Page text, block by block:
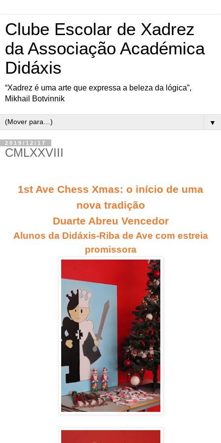
Clube Escolar de Xadrez
da Associação Académica
Didáxis
“Xadrez é uma arte que expressa a beleza da lógica”,
Mikhail Botvinnik
▼
2019/12/17
CMLXXVIII
1st Ave Chess Xmas: o início de uma
nova tradição
Duarte Abreu Vencedor
Alunos da Didáxis-Riba de Ave com estreia
promissora